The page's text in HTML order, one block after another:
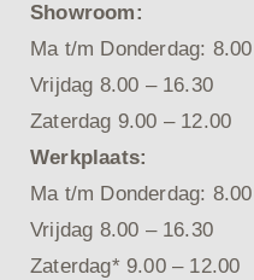
Showroom:
Ma t/m Donderdag:
Vrijdag 8.00 – 16.30
Zaterdag 9.00 – 12.00
Werkplaats:
Ma t/m Donderdag:
Vrijdag 8.00 – 16.30
Zaterdag* 9.00 – 12.00